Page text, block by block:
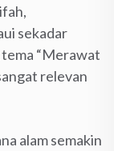
sekadar
“Merawat
relevan
alam semakin